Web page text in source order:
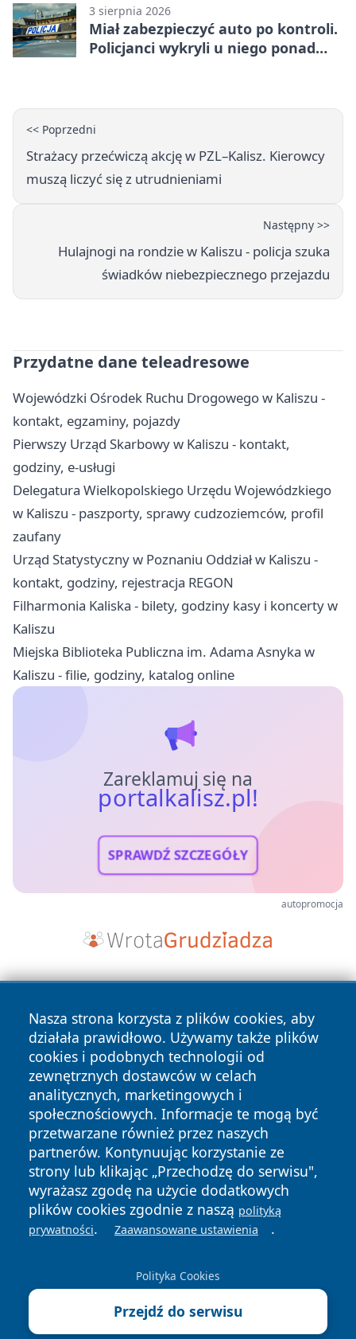
3 sierpnia 2026
Miał zabezpieczyć auto po kontroli.
Policjanci wykryli u niego ponad
<< Poprzedni
Strażacy przećwiczą akcję w PZL–Kalisz. Kierowcy
muszą liczyć się z utrudnieniami
Następny >>
Hulajnogi na rondzie w Kaliszu - policja szuka
świadków niebezpiecznego przejazdu
Przydatne dane teleadresowe
Wojewódzki Ośrodek Ruchu Drogowego w Kaliszu -
kontakt, egzaminy, pojazdy
Pierwszy Urząd Skarbowy w Kaliszu - kontakt,
godziny, e-usługi
Delegatura Wielkopolskiego Urzędu Wojewódzkiego
w Kaliszu - paszporty, sprawy cudzoziemców, profil
zaufany
Urząd Statystyczny w Poznaniu Oddział w Kaliszu -
kontakt, godziny, rejestracja REGON
Filharmonia Kaliska - bilety, godziny kasy i koncerty w
Kaliszu
Miejska Biblioteka Publiczna im. Adama Asnyka w
Kaliszu - filie, godziny, katalog online
Zareklamuj się na
portalkalisz.pl!
SPRAWDŹ SZCZEGÓŁY
autopromocja
Nasza strona korzysta z plików cookies, aby
działała prawidłowo. Używamy także plików
cookies i podobnych technologii od
zewnętrznych dostawców w celach
analitycznych, marketingowych i
społecznościowych. Informacje te mogą być
przetwarzane również przez naszych
partnerów. Kontynuując korzystanie ze
strony lub klikając „Przechodzę do serwisu",
wyrażasz zgodę na użycie dodatkowych
plików cookies zgodnie z naszą polityką
prywatności. Zaawansowane ustawienia .
Polityka Cookies
Przejdź do serwisu
Copyright © 2026 portalkalisz.pl Wszystkie prawa
zastrzeżone.
News Autorzy
Polityka
Prywatności
Polityka
Cookies